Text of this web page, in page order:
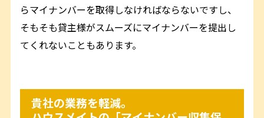
らマイナンバーを取得しなければならないですし、
そもそも貸主様がスムーズにマイナンバーを提出し
てくれないこともあります。
貴社の業務を軽減。